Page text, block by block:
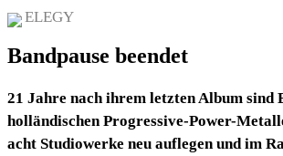
ELEGY
Bandpause beendet
21 Jahre nach ihrem letzten Album sind
holländischen Progressive-Power-
acht Studiowerke neu auflegen und im